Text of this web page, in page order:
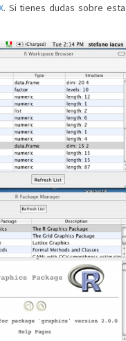
. Si tienes dudas sobre esta